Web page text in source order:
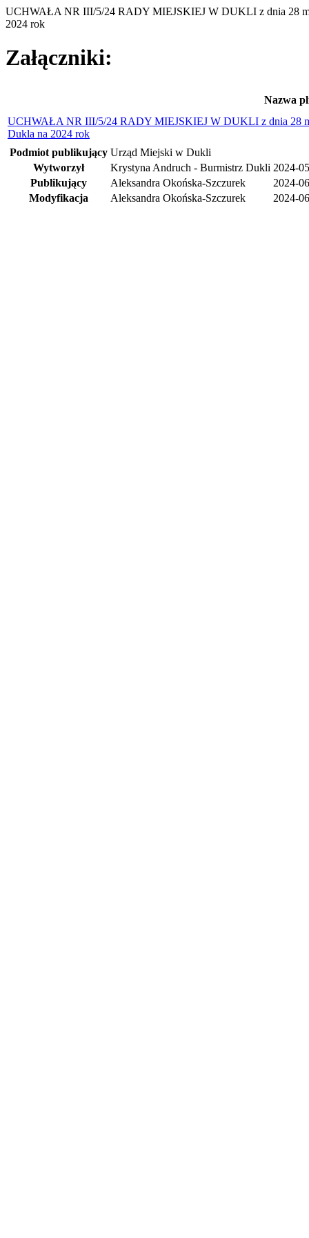
UCHWAŁA NR III/5/24 RADY MIEJSKIEJ W DUKLI z dnia 28
2024 rok
Załączniki:
Nazwa
UCHWAŁA NR III/5/24 RADY MIEJSKIEJ W DUKLI z dnia 28
Dukla na 2024 rok
Podmiot publikujący Urząd Miejski w Dukli
Wytworzył
Krystyna Andruch - Burmistrz Dukli 2024-
Publikujący
Aleksandra Okońska-Szczurek
2024-
Modyfikacja
Aleksandra Okońska-Szczurek 2024-